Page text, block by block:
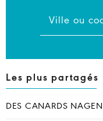
Les plus partagés
DES CANARDS